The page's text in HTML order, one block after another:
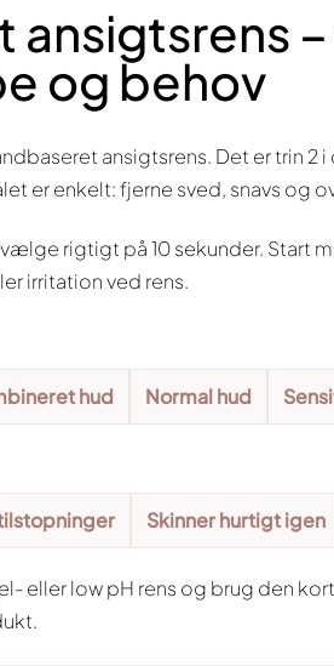
ansigtsrens
og behov
ansigtsrens. Det er trin
er enkelt: fjerne sved, snavs og
rigtigt på 10 sekunder. Start
irritation ved rens.
hud Normal hud
Skinner hurtigt igen
eller low pH rens og brug den